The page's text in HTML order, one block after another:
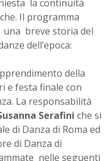
la continuità
Il programma
breve storia del
dell’epoca:
della
e festa finale con
La responsabilità
Serafini che si
di Danza di Roma ed
di Danza di
nelle seguenti